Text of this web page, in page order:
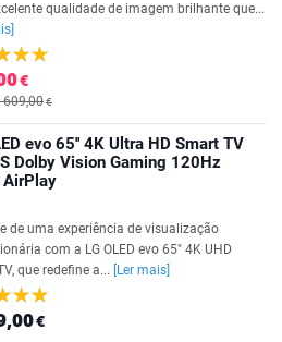
qualidade de imagem brilhante que...
€
609,00€
evo 65'' 4K Ultra HD Smart TV
Dolby Vision Gaming 120Hz
AirPlay
de uma experiência de visualização
com a LG OLED evo 65" 4K UHD
que redefine a...
[Ler mais]
€